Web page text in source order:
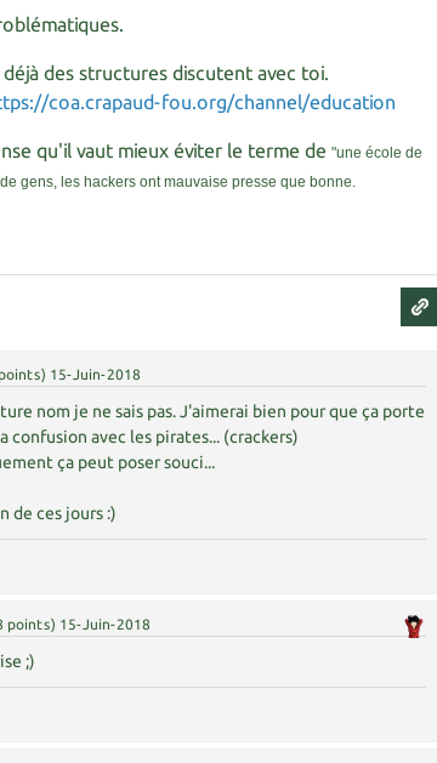
des structures discutent avec toi.
coa.crapaud-fou.org/channel/education
qu'il vaut mieux éviter le terme de"une école de
gens, les hackers ont mauvaise presse que bonne.
points) 15-Juin-2018
nom je ne sais pas. J'aimerai bien pour que ça porte
confusion avec les pirates... (crackers)
ça peut poser souci...
de ces jours :)
points) 15-Juin-2018
;)